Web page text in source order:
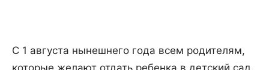
С 1 августа нынешнего года всем родителям,